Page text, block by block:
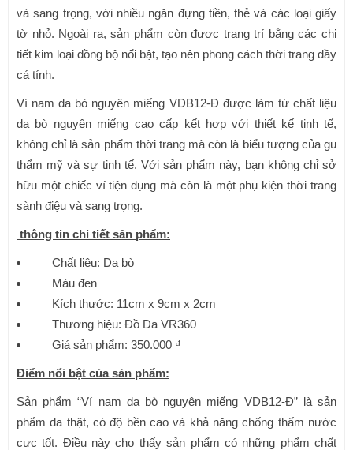
và sang trọng, với nhiều ngăn đựng tiền, thẻ và các loại giấy
tờ nhỏ. Ngoài ra, sản phẩm còn được trang trí bằng các chi
tiết kim loại đồng bộ nổi bật, tạo nên phong cách thời trang đầy
cá tính.
Ví nam da bò nguyên miếng VDB12-Đ được làm từ chất liệu
da bò nguyên miếng cao cấp kết hợp với thiết kế tinh tế,
không chỉ là sản phẩm thời trang mà còn là biểu tượng của gu
thẩm mỹ và sự tinh tế. Với sản phẩm này, bạn không chỉ sở
hữu một chiếc ví tiện dụng mà còn là một phụ kiện thời trang
sành điệu và sang trọng.
thông tin chi tiết sản phẩm:
Chất liệu: Da bò
Màu đen
Kích thước: 11cm x 9cm x 2cm
Thương hiệu: Đồ Da VR360
Giá sản phẩm: 350.000 ₫
Điểm nổi bật của sản phẩm:
Sản phẩm “Ví nam da bò nguyên miếng VDB12-Đ” là sản
phẩm da thật, có độ bền cao và khả năng chống thấm nước
cực tốt. Điều này cho thấy sản phẩm có những phẩm chất